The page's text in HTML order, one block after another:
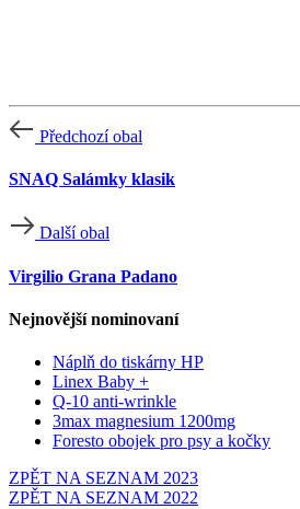
Předchozí obal
SNAQ Salámky klasik
Další obal
Virgilio Grana Padano
Nejnovější nominovaní
Náplň do tiskárny HP
Linex Baby +
Q-10 anti-wrinkle
3max magnesium 1200mg
Foresto obojek pro psy a kočky
ZPĚT NA SEZNAM 2023
ZPĚT NA SEZNAM 2022